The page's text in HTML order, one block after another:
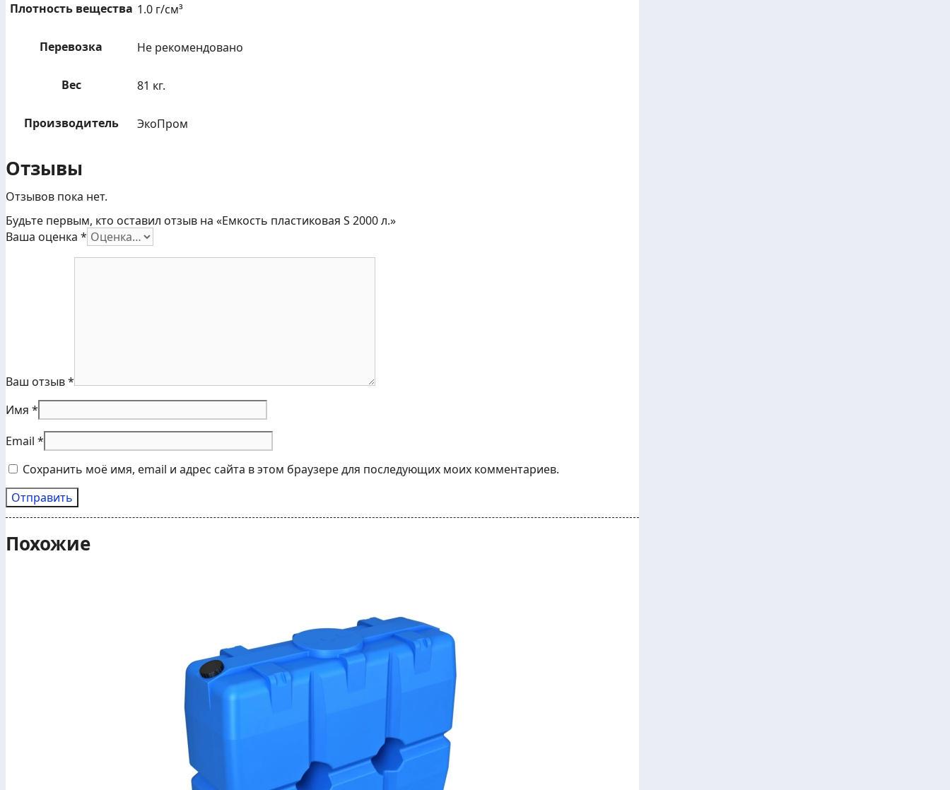
Плотность вещества 1.0 г/см³
Перевозка Не рекомендовано
Вес 81 кг.
Производитель ЭкоПром
Отзывы
Отзывов пока нет.
Будьте первым, кто оставил отзыв на «Емкость пластиковая S 2000 л.»
Ваша оценка *
Ваш отзыв*
Имя *
Email *
Сохранить моё имя, email и адрес сайта в этом браузере для последующих моих комментариев.
Похожие